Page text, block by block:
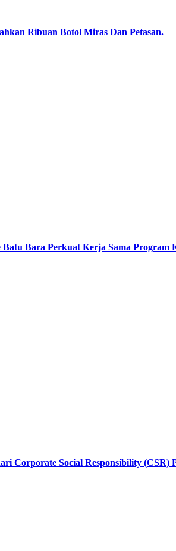
Ribuan Botol Miras Dan Petasan.
Bara Perkuat Kerja Sama Program
Corporate Social Responsibility